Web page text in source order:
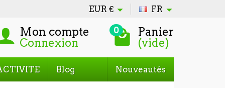
EUR € FR
Mon compte
Connexion
0 Panier
(vide)
Blog Nouveautés